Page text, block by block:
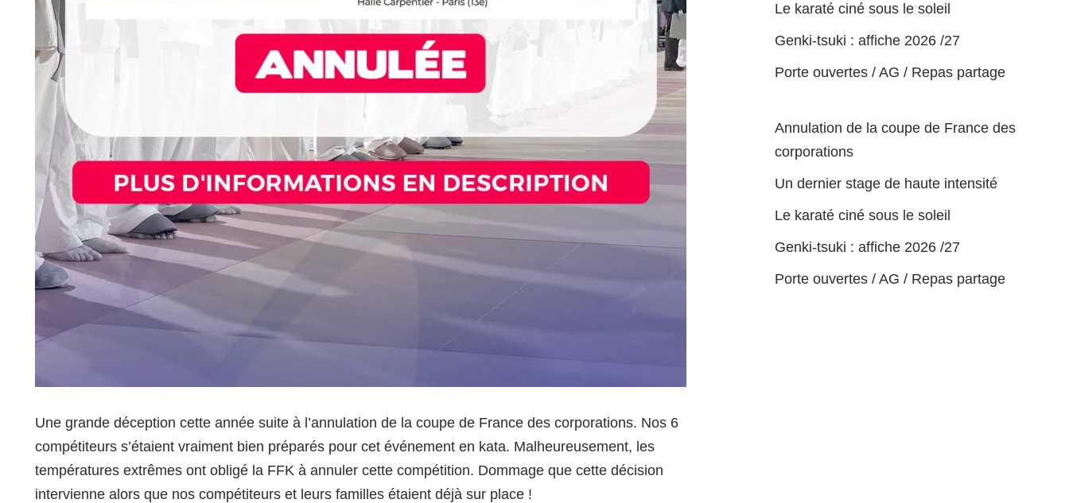
Une grande déception cette année suite à l’annulation de la coupe de France des corporations. Nos 6
compétiteurs s’étaient vraiment bien préparés pour cet événement en kata. Malheureusement, les
températures extrêmes ont obligé la FFK à annuler cette compétition. Dommage que cette décision
intervienne alors que nos compétiteurs et leurs familles étaient déjà sur place !
Le karaté ciné sous le soleil
Genki-tsuki : affiche 2026 /27
Porte ouvertes / AG / Repas partage
Annulation de la coupe de France des
corporations
Un dernier stage de haute intensité
Le karaté ciné sous le soleil
Genki-tsuki : affiche 2026 /27
Porte ouvertes / AG / Repas partage